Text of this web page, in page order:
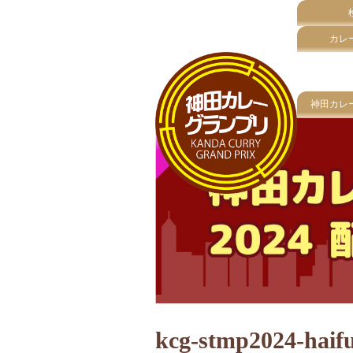
カレ
神田カレ
kcg-stmp2024-